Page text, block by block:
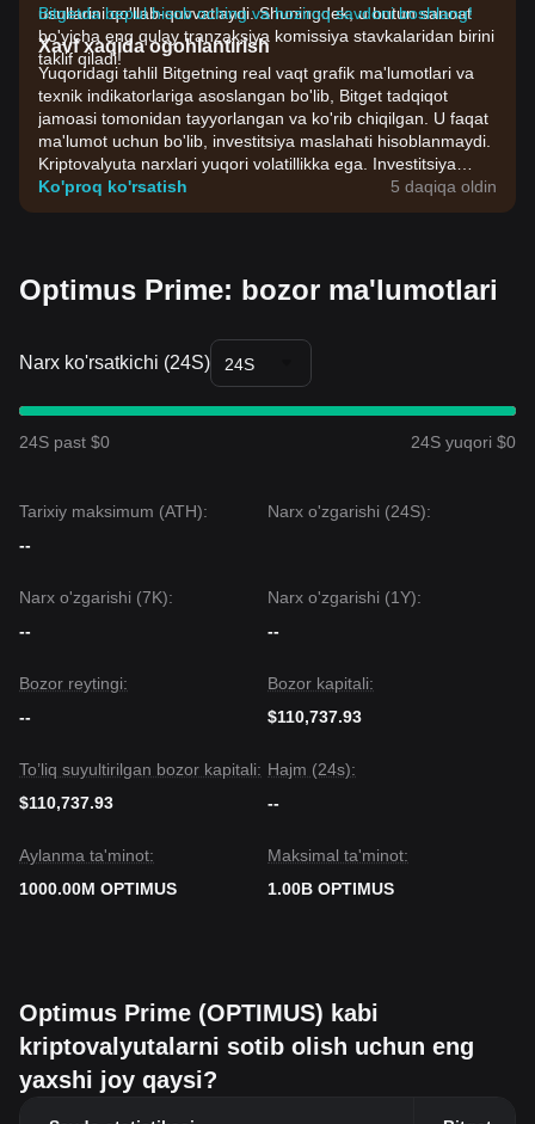
usullarini qo'llab-quvvatlaydi. Shuningdek, u butun sanoat
bo'yicha eng qulay tranzaksiya komissiya stavkalaridan birini
taklif qiladi!
Bitgetda bepul hisob oching va hoziroq savdoni boshlang!
Xavf xaqida ogohlantirish
Yuqoridagi tahlil Bitgetning real vaqt grafik ma'lumotlari va
texnik indikatorlariga asoslangan bo'lib, Bitget tadqiqot
jamoasi tomonidan tayyorlangan va ko'rib chiqilgan. U faqat
ma'lumot uchun bo'lib, investitsiya maslahati hisoblanmaydi.
Kriptovalyuta narxlari yuqori volatillikka ega. Investitsiya
qarorlarini o'zingizning riskga chidamliligingiz asosida qabul
qiling.
Ko'proq ko'rsatish 5 daqiqa oldin
Optimus Prime: bozor ma'lumotlari
Narx ko'rsatkichi (24S) 24S
24S past $0 24S yuqori $0
Tarixiy maksimum (ATH):
--
Narx o'zgarishi (24S):
Narx o'zgarishi (7K):
--
Narx o'zgarishi (1Y):
--
Bozor reytingi:
--
Bozor kapitali:
$110,737.93
To’liq suyultirilgan bozor kapitali:
$110,737.93
Hajm (24s):
--
Aylanma ta'minot:
1000.00M OPTIMUS
Maksimal ta'minot:
1.00B OPTIMUS
Optimus Prime (OPTIMUS) kabi
kriptovalyutalarni sotib olish uchun eng
yaxshi joy qaysi?